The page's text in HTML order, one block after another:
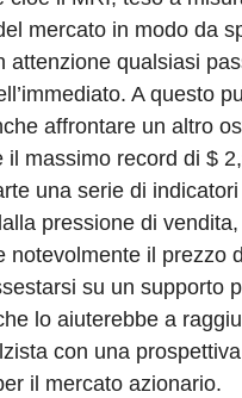
mercato in modo da
attenzione qualsiasi
A questo
affrontare un altro
il massimo record di $
una serie di
pressione di
notevolmente il prezzo
su un supporto
lo aiuterebbe a
con una
il mercato azionario.